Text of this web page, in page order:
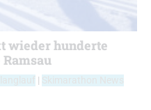
wieder hunderte
|